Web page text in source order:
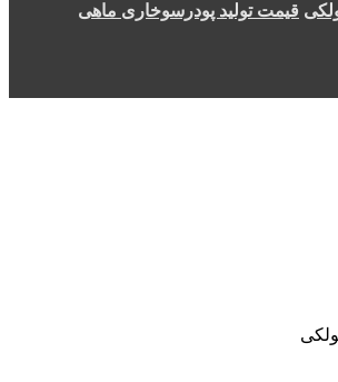
قیمت تولید پودرسوخاری ماهی